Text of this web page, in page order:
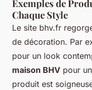
Exemples de
Chaque Style
Le site bhv.fr
de décoration. Par
pour un look
maison BHV pour
produit est